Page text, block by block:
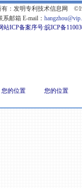
有：发明专利技术信息网
系邮箱 E-mail：
站ICP备案序号:皖ICP备
您的位置 您的位置